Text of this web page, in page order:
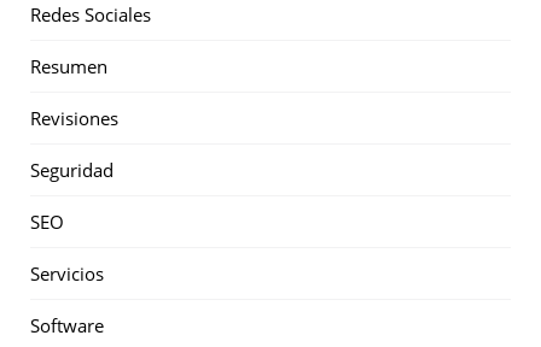
Redes Sociales
Resumen
Revisiones
Seguridad
SEO
Servicios
Software